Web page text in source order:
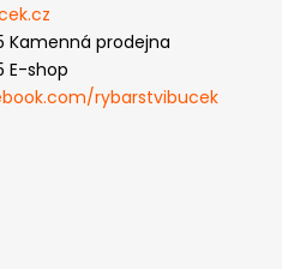
Kamenná prodejna
E-shop
rybarstvibucek